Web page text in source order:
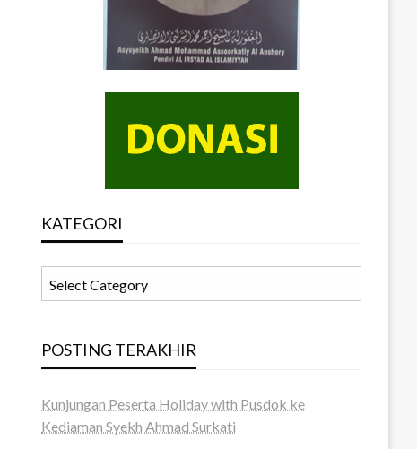
KATEGORI
POSTING TERAKHIR
Kunjungan Peserta Holiday with Pusdok ke
Kediaman Syekh Ahmad Surkati